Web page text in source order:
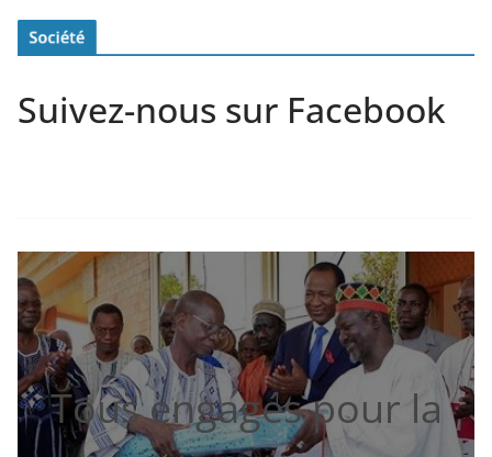
Suivez-nous sur Facebook
Tous engagés pour la